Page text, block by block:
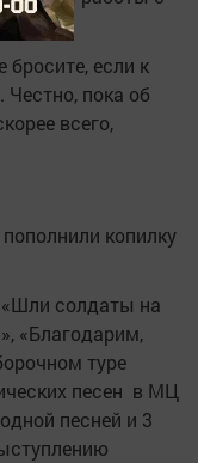
если к
Честно, пока об
всего,
копилку
солдаты на
«Благодарим,
туре
песен в МЦ
песней и 3